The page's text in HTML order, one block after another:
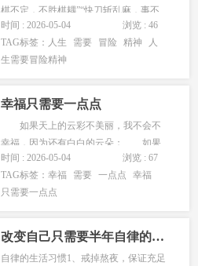
棋不定，不胜棋耦”“快刀斩乱麻，事不
宜迟，迟则生变”。“夜长梦多，日长事
多”--司马迁评价春申君说：当断不断，
反受其乱。古时候的故事，对于今人来
下来的这些智慧的结晶，都在...
时间 : 2026-05-04
浏览 : 46
TAG标签： 人生 需要 冒险 精神
人
生需要冒险精神
幸福只需要一点点
如果天上的云彩不美丽，我不会不
幸福，因为还有白白的云朵； 如果
天上的星星不出现，我不会不幸福，因
为还有宁静的夜空； 如果湖泊波澜
不惊，我不会不幸福，因为还有平静的
的满足还是家庭的美满，还是与亲人的
天...
时间 : 2026-05-04
浏览 : 67
TAG标签：幸福 需要 一点点
幸福
只需要一点点
改变自己只需要半年自律的生活习惯
自律的生活习惯1、戒掉熬夜，保证充足